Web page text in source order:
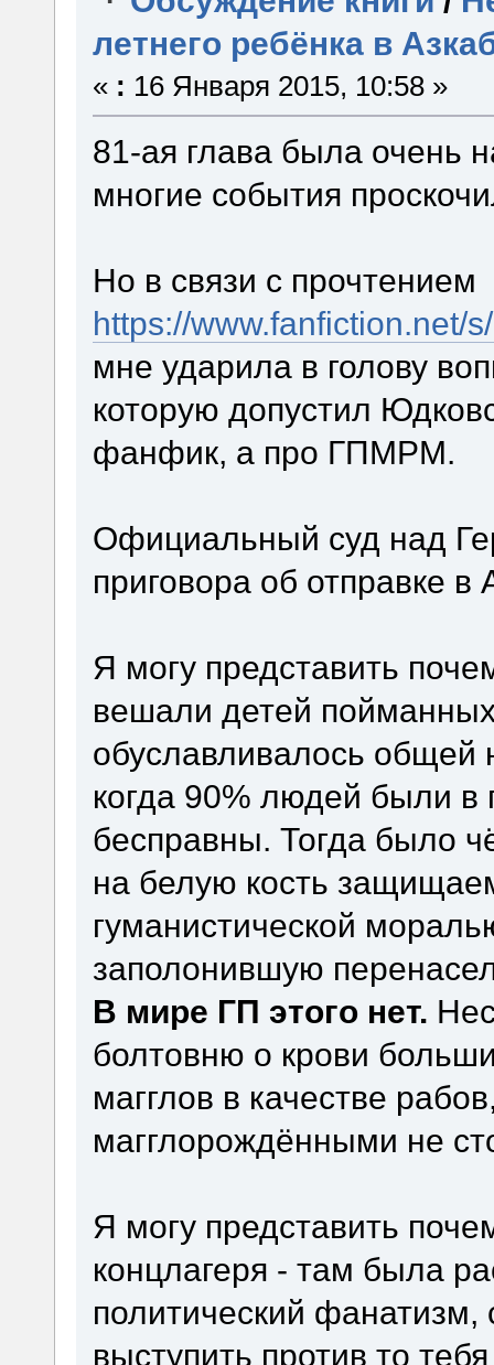
летнего ребёнка в
« : 16 Января 2015, 10:58 »
81-ая глава была очень
многие события
Но в связи с прочтением
https://www.fanfiction.net/
мне ударила в голову
которую допустил
фанфик, а про ГПМРМ.
Официальный суд над
приговора об отправке
Я могу представить
вешали детей
обуславливалось общей
когда 90% людей были в
бесправны. Тогда было
на белую кость
гуманистической
заполонившую
В мире ГП этого нет.
болтовню о крови
магглов в качестве
магглорождёнными не
Я могу представить
концлагеря - там была
политический
выступить против то